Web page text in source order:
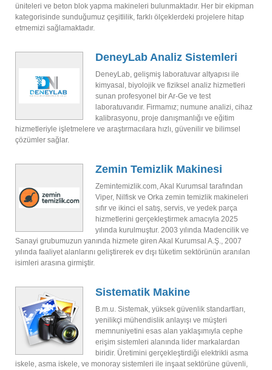
üniteleri ve beton blok yapma makineleri bulunmaktadır. Her bir ekipman
kategorisinde sunduğumuz çeşitlilik, farklı ölçeklerdeki projelere hitap
etmemizi sağlamaktadır.
DeneyLab Analiz Sistemleri
DeneyLab, gelişmiş laboratuvar altyapısı ile
kimyasal, biyolojik ve fiziksel analiz hizmetleri
sunan profesyonel bir Ar-Ge ve test
laboratuvarıdır. Firmamız; numune analizi, cihaz
kalibrasyonu, proje danışmanlığı ve eğitim
hizmetleriyle işletmelere ve araştırmacılara hızlı, güvenilir ve bilimsel
çözümler sağlar.
Zemin Temizlik Makinesi
Zemintemizlik.com, Akal Kurumsal tarafından
Viper, Nilfisk ve Orka zemin temizlik makineleri
sıfır ve ikinci el satış, servis, ve yedek parça
hizmetlerini gerçekleştirmek amacıyla 2025
yılında kurulmuştur. 2003 yılında Madencilik ve
Sanayi grubumuzun yanında hizmete giren Akal Kurumsal A.Ş., 2007
yılında faaliyet alanlarını geliştirerek ev dışı tüketim sektörünün aranılan
isimleri arasına girmiştir.
Sistematik Makine
B.m.u. Sistemak, yüksek güvenlik standartları,
yenilikçi mühendislik anlayışı ve müşteri
memnuniyetini esas alan yaklaşımıyla cephe
erişim sistemleri alanında lider markalardan
biridir. Üretimini gerçekleştirdiği elektrikli asma
iskele, asma iskele, ve monoray sistemleri ile inşaat sektörüne güvenli,